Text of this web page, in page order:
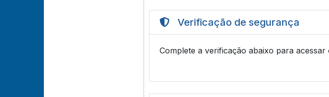
Verificação de segurança
Complete a verificação abaixo para acessar